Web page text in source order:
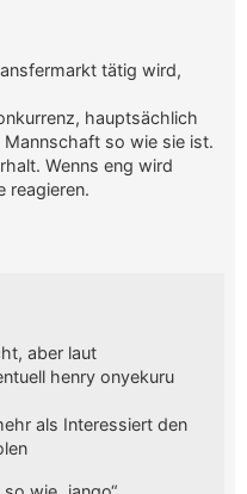
tätig wird,
hauptsächlich
so wie sie ist.
Wenns eng wird
reagieren.
aber laut
henry onyekuru
als Interessiert den